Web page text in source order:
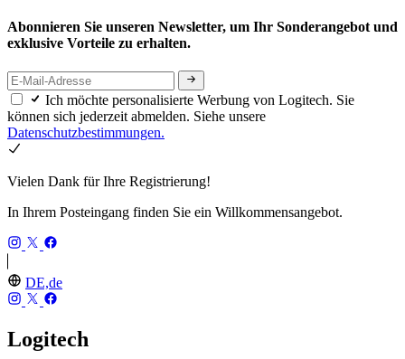
Abonnieren Sie unseren Newsletter, um Ihr Sonderangebot und
exklusive Vorteile zu erhalten.
Ich möchte personalisierte Werbung von Logitech. Sie
können sich jederzeit abmelden. Siehe unsere
Datenschutzbestimmungen.
Vielen Dank für Ihre Registrierung!
In Ihrem Posteingang finden Sie ein Willkommensangebot.
DE,de
Logitech